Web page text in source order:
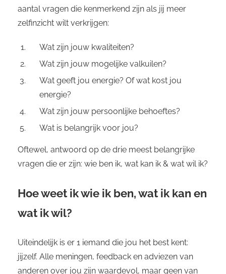
aantal vragen die kenmerkend zijn als jij meer
zelfinzicht wilt verkrijgen:
Wat zijn jouw kwaliteiten?
Wat zijn jouw mogelijke valkuilen?
Wat geeft jou energie? Of wat kost jou
energie?
Wat zijn jouw persoonlijke behoeftes?
Wat is belangrijk voor jou?
Oftewel, antwoord op de drie meest belangrijke
vragen die er zijn: wie ben ik, wat kan ik & wat wil ik?
Hoe weet ik wie ik ben, wat ik kan en
wat ik wil?
Uiteindelijk is er 1 iemand die jou het best kent:
jijzelf. Alle meningen, feedback en adviezen van
anderen over jou zijn waardevol, maar geen van